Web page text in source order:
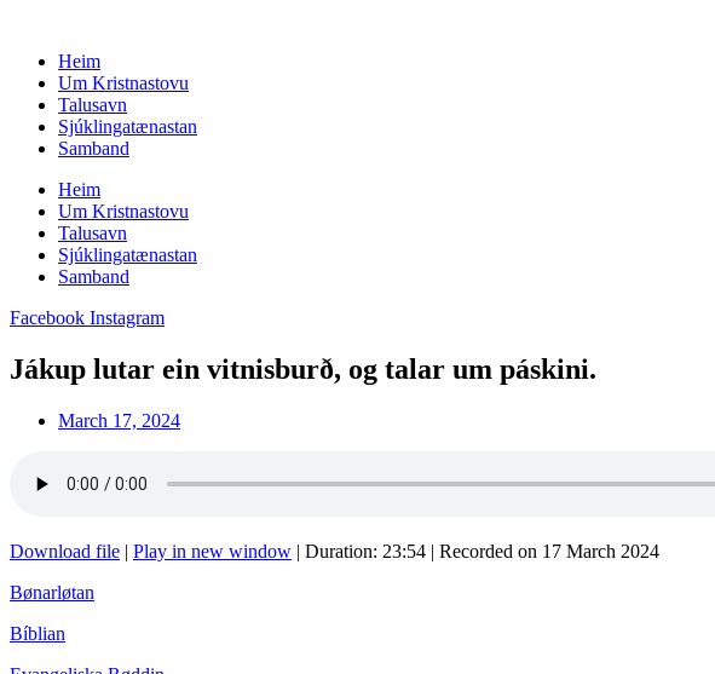
contentHeim
Um Kristnastovu
Talusavn
Sjúklingatænastan
Samband
Heim
Um Kristnastovu
Talusavn
Sjúklingatænastan
Samband
Facebook Instagram
Jákup lutar ein vitnisburð, og talar um páskini.
March 17, 2024
Download file | Play in new window | Duration: 23:54 | Recorded on 17 March 2024
Bønarløtan
Bíblian